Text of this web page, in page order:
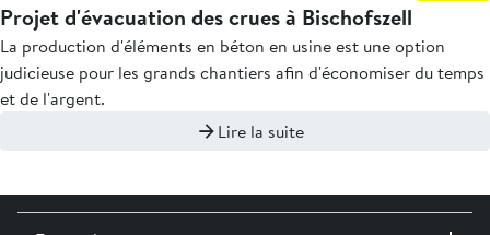
Projet d'évacuation des crues à Bischofszell
La production d'éléments en béton en usine est une option
judicieuse pour les grands chantiers afin d'économiser du temps
et de l'argent.
Lire la suite